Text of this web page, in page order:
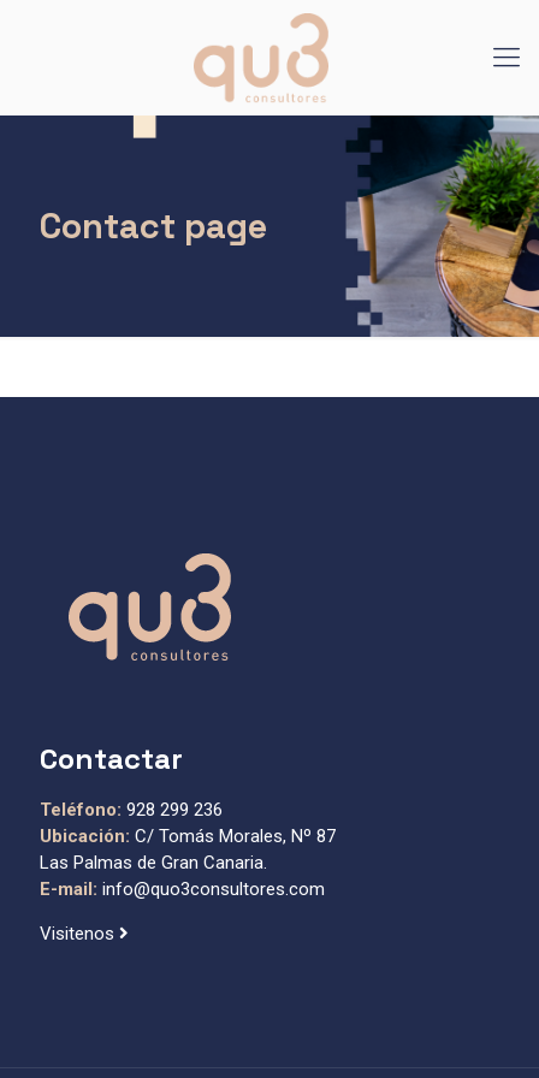
Contact page
Contactar
Teléfono: 928 299 236
Ubicación: C/ Tomás Morales, Nº 87
Las Palmas de Gran Canaria.
E-mail: info@quo3consultores.com
Visitenos